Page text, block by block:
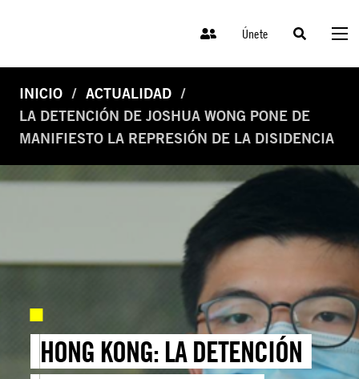
Únete
INICIO
ACTUALIDAD
LA DETENCIÓN DE JOSHUA WONG PONE DE
MANIFIESTO LA REPRESIÓN DE LA DISIDENCIA
HONG KONG: LA DETENCIÓN